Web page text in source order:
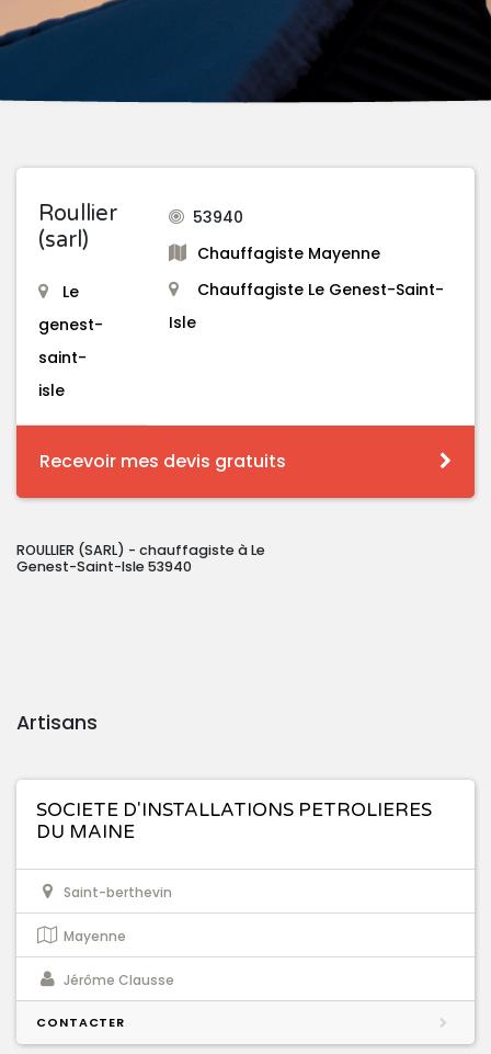
Roullier
(sarl)
Le
genest-
saint-
isle
53940
Chauffagiste Mayenne
Chauffagiste Le Genest-Saint-
Isle
Recevoir mes devis gratuits
ROULLIER (SARL) - chauffagiste à Le
Genest-Saint-Isle 53940
Artisans
SOCIETE D'INSTALLATIONS PETROLIERES
DU MAINE
Saint-berthevin
Mayenne
Jérôme Clausse
CONTACTER